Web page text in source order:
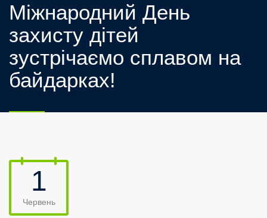
Міжнародний День
захисту дітей
зустрічаємо сплавом на
байдарках!
1
Червень